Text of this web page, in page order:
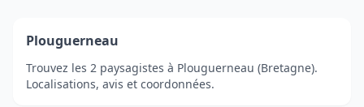
Plouguerneau
Trouvez les 2 paysagistes à Plouguerneau (Bretagne).
Localisations, avis et coordonnées.